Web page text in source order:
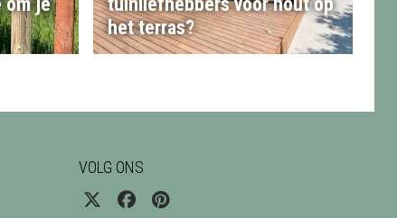
het terras?
VOLG ONS